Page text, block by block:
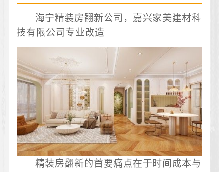
海宁精装房翻新公司，嘉兴家美建材科
技有限公司专业改造
精装房翻新的首要痛点在于时间成本与